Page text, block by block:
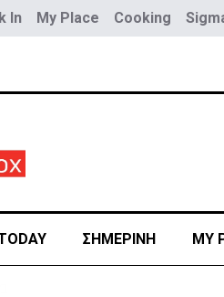
In My Place Cooking
ΣΗΜΕΡΙΝΗ MY